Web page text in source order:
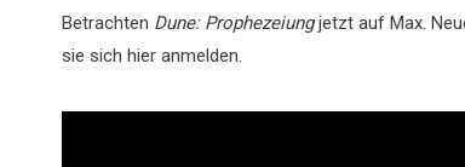
Betrachten Dune: Prophezeiungjetzt auf Max.
sie sich hier anmelden.